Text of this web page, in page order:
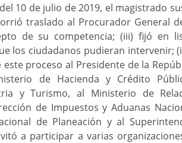
10 de julio de 2019, el magistrado
traslado al Procurador General
de su competencia; (iii) fijó en
los ciudadanos pudieran intervenir;
proceso al Presidente de la
de Hacienda y Crédito
y Turismo, al Ministerio de
de Impuestos y Aduanas
de Planeación y al
a participar a varias